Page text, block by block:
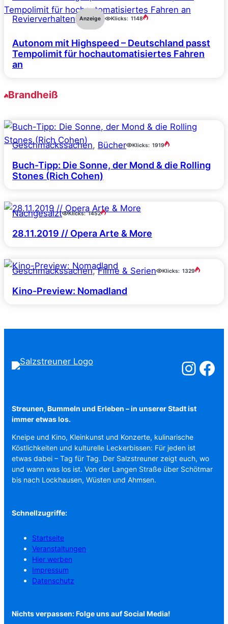
Revierverhalten Anzeige Klicks: 1148
Autonom mit Highspeed – Deutschland passt
Tempolimit für hochautomatisiertes Fahren
an
Brandheiß
Geschmackssachen, Bücher Klicks: 1919
Buch-Tipp: Die Sonne, der Mond & die Rolling
Stones (Rich Cohen)
Nachgesalzt Klicks: 1452
28.11.2019 // Opera Arte & More
Geschmackssachen, Filme & Serien Klicks: 1329
Kino-Preview: Nomadland
Salzstreuner
Streunen, Bummeln und Erleben – in unserer Stadt ist
immer etwas los.
Kneipe und Kino, Kleinkunst und Konzerte, kulinarische
Köstlichkeiten und kulturelle Leckerbissen: Für jeden ist
etwas dabei – Tag für Tag. Der Salzstreuner zeigt euch, wo
und wann was los ist. Von der Langen Straße über Schötmar
bis nach Lockhausen, Wüsten und Ahmsen.
Schnellzugriffe:
Startseite
Veranstaltungen
Hier werben
Impressum
Datenschutz
Nichts verpassen: Folge uns auf Social Media!